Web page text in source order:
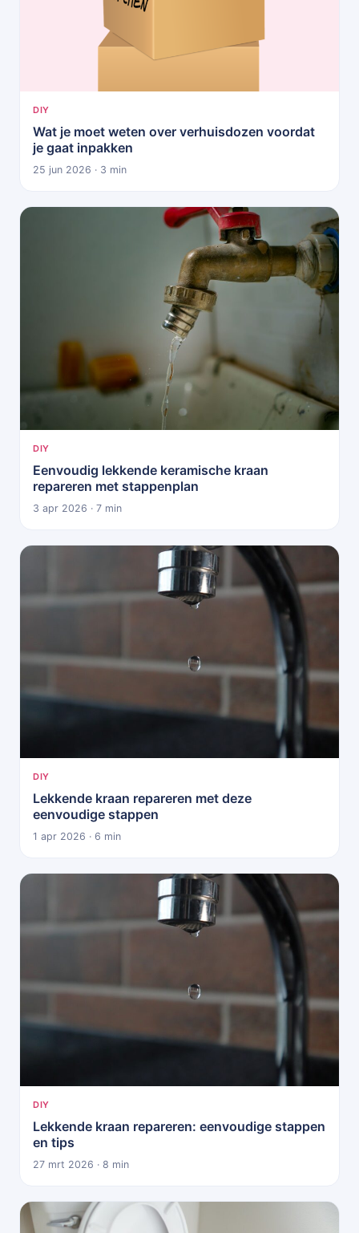
DIY
Wat je moet weten over verhuisdozen voordat
je gaat inpakken
25 jun 2026 · 3 min
DIY
Eenvoudig lekkende keramische kraan
repareren met stappenplan
3 apr 2026 · 7 min
DIY
Lekkende kraan repareren met deze
eenvoudige stappen
1 apr 2026 · 6 min
DIY
Lekkende kraan repareren: eenvoudige stappen
en tips
27 mrt 2026 · 8 min